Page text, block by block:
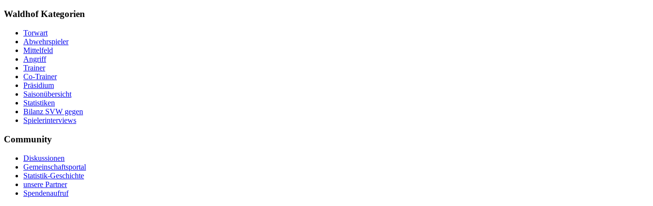
Waldhof Kategorien
Torwart
Abwehrspieler
Mittelfeld
Angriff
Trainer
Co-Trainer
Präsidium
Saisonübersicht
Statistiken
Bilanz SVW gegen
Spielerinterviews
Community
Diskussionen
Gemeinschaftsportal
Statistik-Geschichte
unsere Partner
Spendenaufruf